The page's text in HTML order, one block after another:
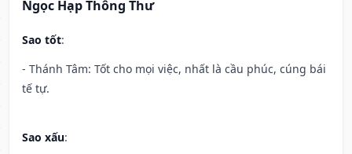
Ngọc Hạp Thông Thư
Sao tốt:
- Thánh Tâm: Tốt cho mọi việc, nhất là cầu phúc, cúng bái
tế tự.
Sao xấu: